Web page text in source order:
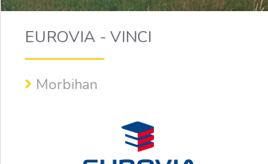
EUROVIA - VINCI
Morbihan